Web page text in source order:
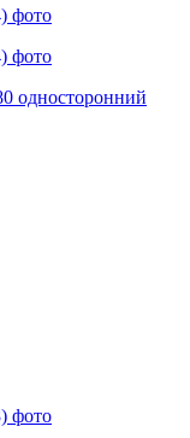
односторонний